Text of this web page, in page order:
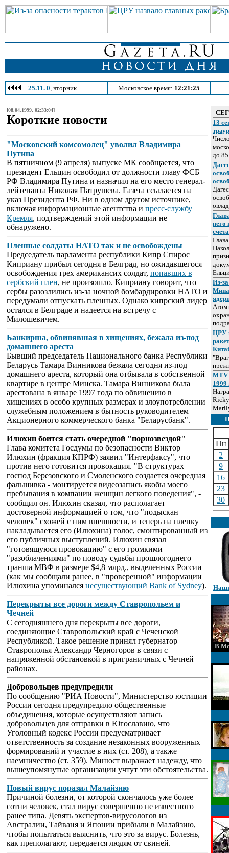
25.11. 0, вторник Московское время: 12:21:25
[08.04.1999, 02:33:04]
Короткие новости
"Московский комсомолец" уволил Владимира
Путина
В пятничном (9 апреля) выпуске МК сообщается, что
президент Ельцин освободил от должности главу ФСБ
РФ Владимира Путина и назначил на его место генерал-
лейтенанта Николая Патрушева. Газета ссылается на
указ Президента РФ. Ни в одном другом источнике,
включая информационные агентства и пресс-службу
Кремля, подтверждений этой информации не
обнаружено.
Пленные солдаты НАТО так и не освобождены
Председатель парламента республики Кипр Спирос
Киприану прибыл сегодня в Белград, но ожидавшегося
освобождения трех американсих солдат, попавших в
сербский плен, не произошло. Киприану говорит, что
сербы разозлились из-за ночной бомбардировки НАТО и
передумали отпускать пленных. Однако кипрский лидер
остался в Белграде и надеется на встречу с
Милошевичем.
Банкирша, обвинявшая в хищениях, бежала из-под
домашнего ареста
Бывший председатель Национального банка Республики
Беларусь Тамара Винникова бежала сегодня из-под
домашнего ареста, который она отбывала в собственной
квартире в центре Минска. Тамара Винникова была
арестована в январе 1997 года по обвинению в
хищениях в особо крупных размерах и злоупотреблении
служебным положением в бытность руководителем
Акционерного коммерческого банка "Беларусбанк".
Илюхин боится стать очередной "порнозвездой"
Глава комитета Госдумы по безопасности Виктор
Илюхин (фракция КПРФ) заявил "Интерфаксу", что
против него готовится провокация. "В структурах
господ Березовского и Смоленского создается очередная
фальшивка - монтируется видеозапись якобы моего
пребывания в компании женщин легкого поведения", -
сообщил он. Илюхин сказал, что располагает
достоверной информацией о том, что "подыскан
человек" схожей с ним внешности, и теперь на пленку
накладывается его (Илюхина) голос, смонтированный из
его публичных выступлений. Илюхин связал
"готовящуюся провокацию" с его громкими
"разоблачениями" по поводу судьбы прошлогоднего
транша МВФ в размере $4,8 млрд., выделенных России
(как мы сообщали ранее, в "проверенной" информации
Илюхина упоминался несуществующий Bank of Sydney).
Перекрыты все дороги между Ставропольем и
Чечней
С сегодняшнего дня перекрыты все дороги,
соединяющие Ставропольский край с Чеченской
Республикой. Такое решение принял губернатор
Ставрополья Александр Черногоров в связи с
напряженной обстановкой в приграничных с Чечней
районах.
Добровольцев предупредили
По сообщению "РИА Новости", Министерство юстиции
России сегодня предупредило общественные
объединения, которые осуществляют запись
добровольцев для отправки в Югославию, что
Уголовный кодекс России предусматривает
ответственность за создание незаконных вооруженных
формирований и участие в них (ст. 208), а также
наемничество (ст. 359). Минюст выражает надежду, что
вышеупомянутые организации учтут эти обстоятельства.
Новый вирус поразил Малайзию
Причиной болезни, от которой скончалось уже более
сотни человек, стал вирус совершенно не известного
ранее типа. Девять экспертов-вирусологов из
Австралии, Тайваня и Японии прибыли в Малайзию,
чтобы попытаться выяснить, что это за вирус. Болезнь,
как преполагают, передается людям от свиней.
13
до 85
него
Из-
ЦРУ
MTV
1999
Пн
2
9
16
23
30
В